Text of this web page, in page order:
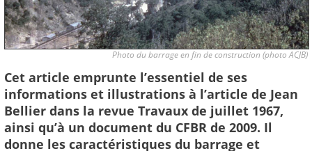
Photo du barrage en fin de construction (photo ACJB)
Cet article emprunte l’essentiel de ses
informations et illustrations à l’article de Jean
Bellier dans la revue Travaux de juillet 1967,
ainsi qu’à un document du CFBR de 2009. Il
donne les caractéristiques du barrage et